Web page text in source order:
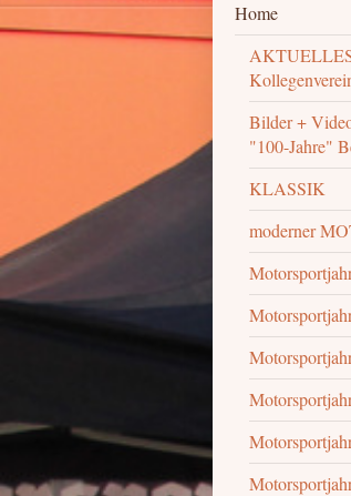
Home
Bilder +
"100-Jahre"
KLASSIK
moderner